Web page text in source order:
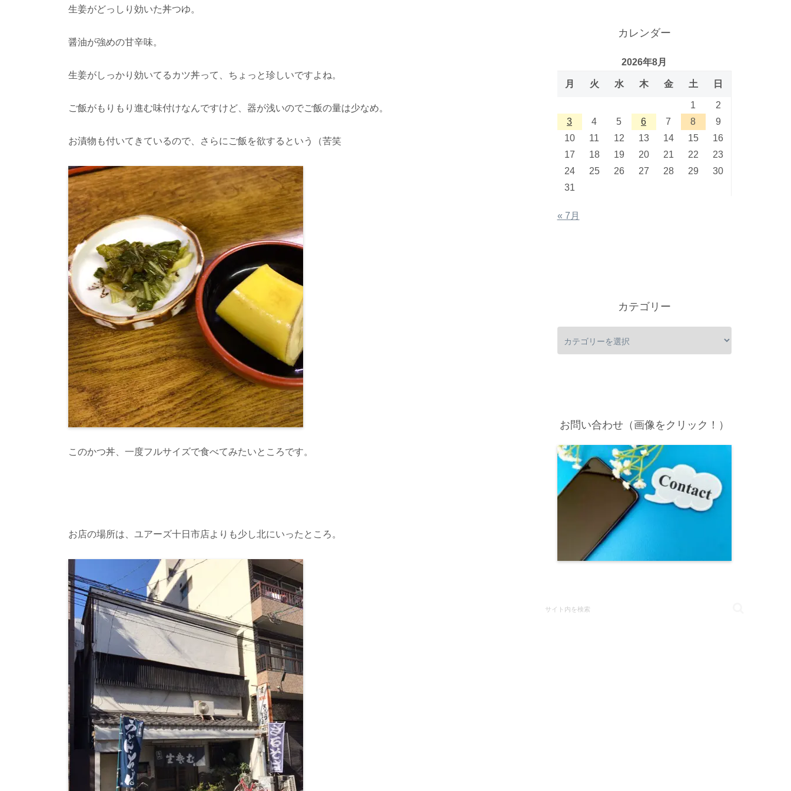
生姜がどっしり効いた丼つゆ。
醤油が強めの甘辛味。
生姜がしっかり効いてるカツ丼って、ちょっと珍しいですよね。
ご飯がもりもり進む味付けなんですけど、器が浅いのでご飯の量は少なめ。
お漬物も付いてきているので、さらにご飯を欲するという（苦笑
このかつ丼、一度フルサイズで食べてみたいところです。
お店の場所は、ユアーズ十日市店よりも少し北にいったところ。
カレンダー
2026年8月
月 火 水 木 金 土 日
1
2
3
4 5 6 7 8
9
10
11 12 13 14 15
16
17
18 19 20 21 22
23
24
25 26 27 28 29
30
31
« 7月
カテゴリー
お問い合わせ（画像をクリック！）